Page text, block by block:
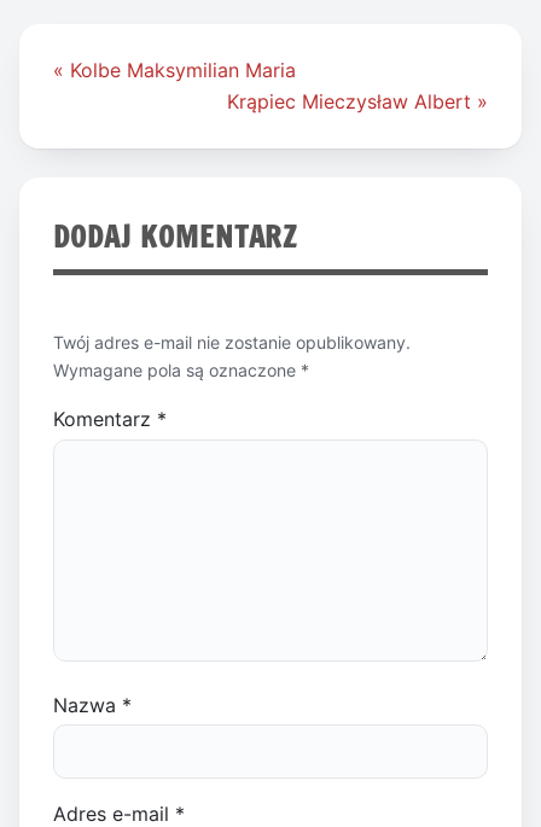
Nawigacja
« Kolbe Maksymilian Maria
Krąpiec Mieczysław Albert »
DODAJ KOMENTARZ
Twój adres e-mail nie zostanie opublikowany.
Wymagane pola są oznaczone *
Komentarz *
Nazwa *
Adres e-mail *